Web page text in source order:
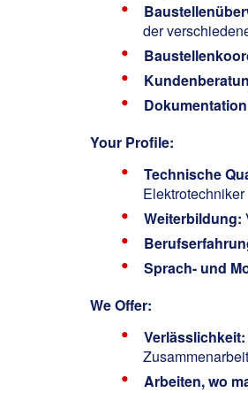
der
Your Profile:
Technische
Elektrotechniker
Weiterbildung:
Sprach- und
We Offer:
Verlässlichkeit:
Arbeiten, wo